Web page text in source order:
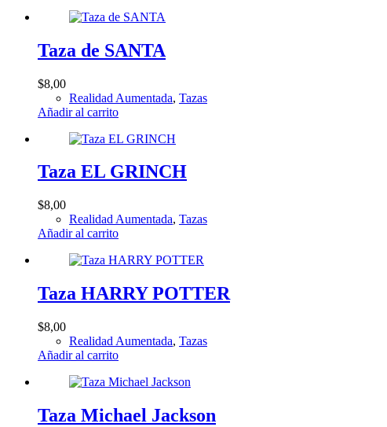
Taza de SANTA
$8,00
Realidad Aumentada, Tazas
Añadir al carrito
Taza EL GRINCH
$8,00
Realidad Aumentada, Tazas
Añadir al carrito
Taza HARRY POTTER
$8,00
Realidad Aumentada, Tazas
Añadir al carrito
Taza Michael Jackson